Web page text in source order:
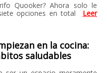
Quooker? Ahora solo le
opciones en total Leer
en la cocina:
saludables